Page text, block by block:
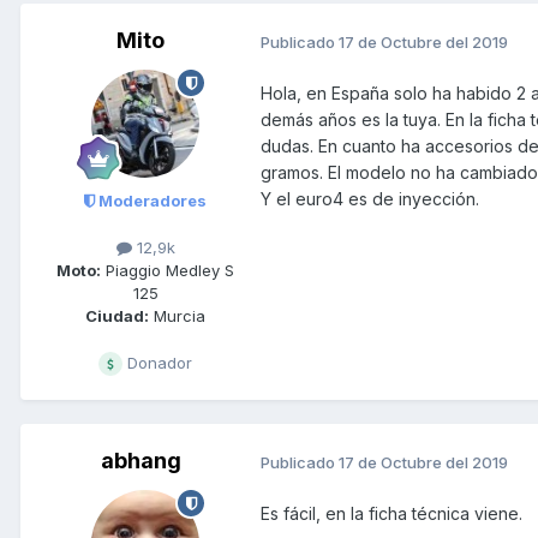
Mito
Moderadores
12,9k
Moto: Piaggio Medley S
125
Ciudad: Murcia
Donador
Publicado 17 de Octubre del 2019
Hola, en España solo ha habido 2
demás años es la tuya. En la
dudas. En cuanto ha accesorios
gramos. El modelo no ha
Y el euro4 es de inyección.
abhang Publicado 17 de Octubre del 2019
Es fácil, en la ficha técnica viene.